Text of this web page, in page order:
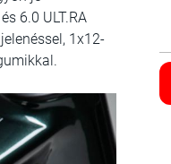
6.0 ULT.RA
1x12-